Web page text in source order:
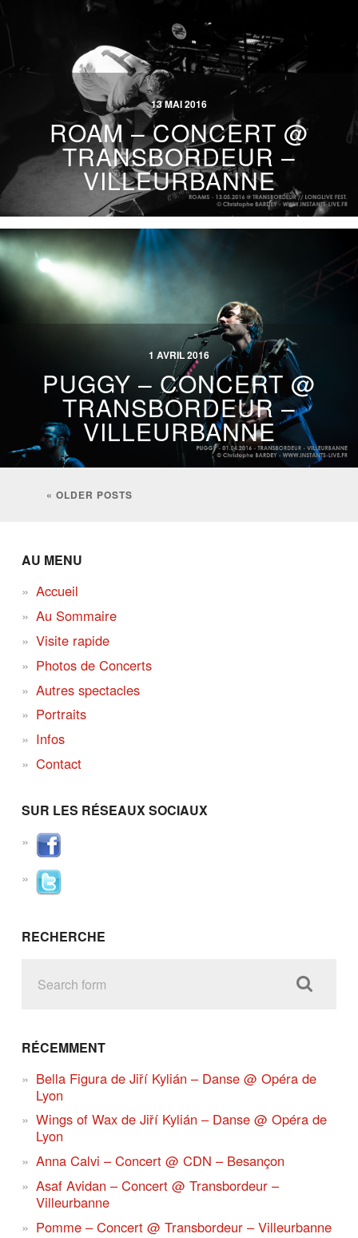
13 MAI 2016
ROAM – CONCERT @
TRANSBORDEUR –
VILLEURBANNE
1 AVRIL 2016
PUGGY – CONCERT @
TRANSBORDEUR –
VILLEURBANNE
« OLDER POSTS
AU MENU
Accueil
Au Sommaire
Visite rapide
Photos de Concerts
Autres spectacles
Portraits
Infos
Contact
SUR LES RÉSEAUX SOCIAUX
RECHERCHE
RÉCEMMENT
Bella Figura de Jiří Kylián – Danse @ Opéra de
Lyon
Wings of Wax de Jiří Kylián – Danse @ Opéra de
Lyon
Anna Calvi – Concert @ CDN – Besançon
Asaf Avidan – Concert @ Transbordeur –
Villeurbanne
Pomme – Concert @ Transbordeur – Villeurbanne